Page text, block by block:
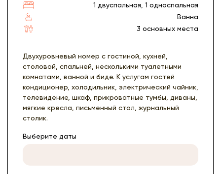
1 двуспальная, 1 односпальная
Ванна
3 основных места
Двухуровневый номер с гостиной, кухней,
столовой, спальней, несколькими туалетными
комнатами, ванной и биде. К услугам гостей
кондиционер, холодильник, электрический чайник,
телевидение, шкаф, прикроватные тумбы, диваны,
мягкие кресла, письменный стол, журнальный
столик.
Выберите даты